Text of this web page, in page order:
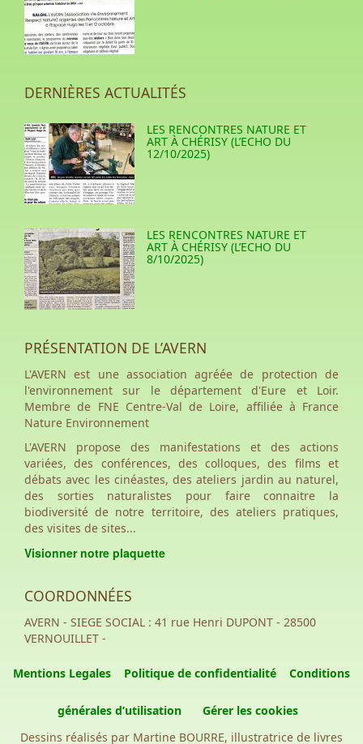
DERNIÈRES ACTUALITÉS
LES RENCONTRES NATURE ET
ART À CHÉRISY (L’ECHO DU
12/10/2025)
LES RENCONTRES NATURE ET
ART À CHÉRISY (L’ECHO DU
8/10/2025)
PRÉSENTATION DE L’AVERN
L'AVERN est une association agréée de protection de
l'environnement sur le département d'Eure et Loir.
Membre de FNE Centre-Val de Loire, affiliée à France
Nature Environnement
L'AVERN propose des manifestations et des actions
variées, des conférences, des colloques, des films et
débats avec les cinéastes, des ateliers jardin au naturel,
des sorties naturalistes pour faire connaitre la
biodiversité de notre territoire, des ateliers pratiques,
des visites de sites...
Visionner notre plaquette
COORDONNÉES
AVERN - SIEGE SOCIAL : 41 rue Henri DUPONT - 28500
VERNOUILLET -
Mentions Legales Politique de confidentialité Conditions
générales d’utilisation
Gérer les cookies
Dessins réalisés par Martine BOURRE, illustratrice de livres